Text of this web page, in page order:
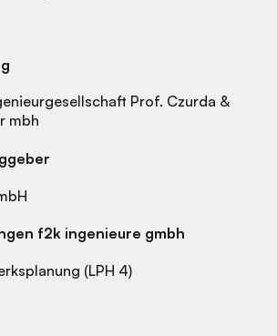
Prof. Czurda &
mbh
f2k ingenieure gmbh
(LPH 4)